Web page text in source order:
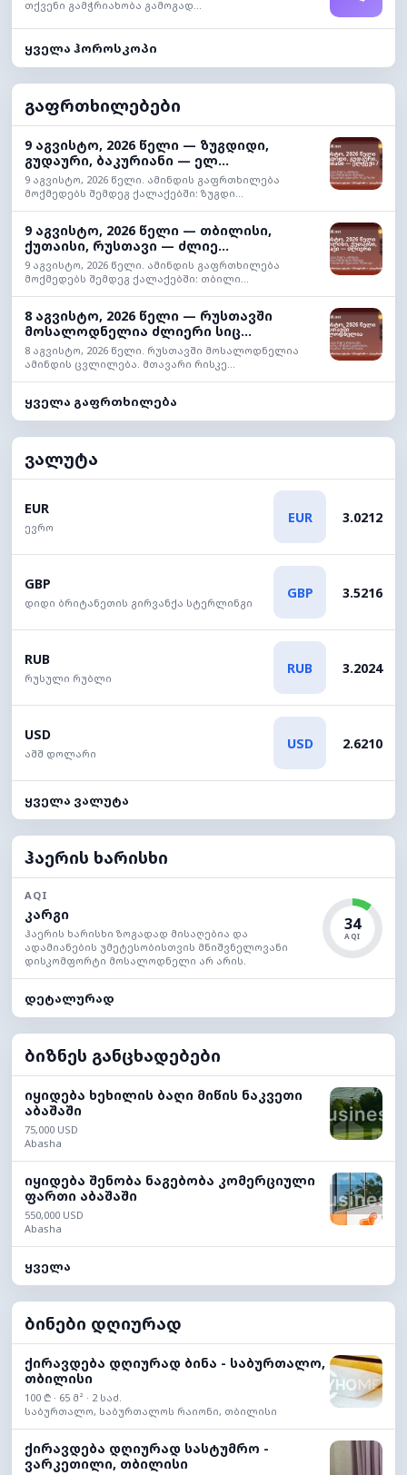
თქვენი გამჭრიახობა გამოგად...
ყველა ჰოროსკოპი
გაფრთხილებები
9 აგვისტო, 2026 წელი — ზუგდიდი,
გუდაური, ბაკურიანი — ელ...
9 აგვისტო, 2026 წელი. ამინდის გაფრთხილება
მოქმედებს შემდეგ ქალაქებში: ზუგდი...
9 აგვისტო, 2026 წელი — თბილისი,
ქუთაისი, რუსთავი — ძლიე...
9 აგვისტო, 2026 წელი. ამინდის გაფრთხილება
მოქმედებს შემდეგ ქალაქებში: თბილი...
8 აგვისტო, 2026 წელი — რუსთავში
მოსალოდნელია ძლიერი სიც...
8 აგვისტო, 2026 წელი. რუსთავში მოსალოდნელია
ამინდის ცვლილება. მთავარი რისკე...
ყველა გაფრთხილება
ვალუტა
EUR
ევრო
EUR 3.0212
GBP
დიდი ბრიტანეთის გირვანქა სტერლინგი
GBP 3.5216
RUB
რუსული რუბლი
RUB 3.2024
USD
აშშ დოლარი
USD 2.6210
ყველა ვალუტა
ჰაერის ხარისხი
AQI
კარგი
ჰაერის ხარისხი ზოგადად მისაღებია და
ადამიანების უმეტესობისთვის მნიშვნელოვანი
დისკომფორტი მოსალოდნელი არ არის.
34
AQI
დეტალურად
ბიზნეს განცხადებები
იყიდება ხეხილის ბაღი მიწის ნაკვეთი
აბაშაში
75,000 USD
Abasha
იყიდება შენობა ნაგებობა კომერციული
ფართი აბაშაში
550,000 USD
Abasha
ყველა
ბინები დღიურად
ქირავდება დღიურად ბინა - საბურთალო,
თბილისი
100 ₾ · 65 მ² · 2 საძ.
საბურთალო, საბურთალოს რაიონი, თბილისი
ქირავდება დღიურად სასტუმრო -
ვარკეთილი, თბილისი